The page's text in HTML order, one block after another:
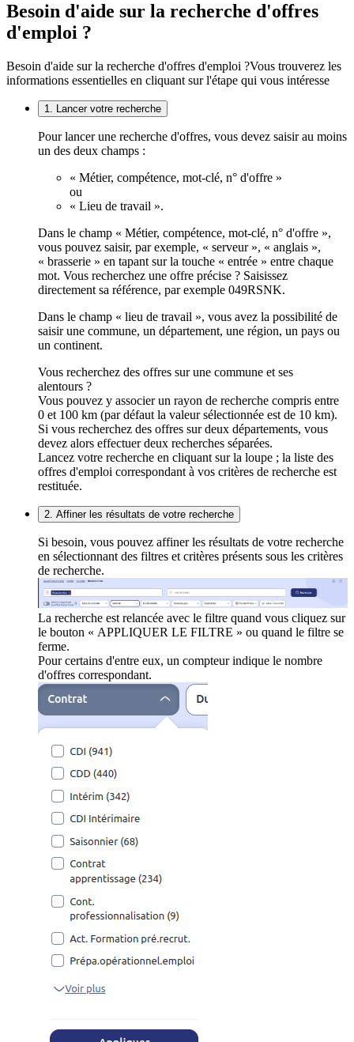
Besoin d'aide sur la recherche d'offres
d'emploi ?
Besoin d'aide sur la recherche d'offres d'emploi ?Vous trouverez les
informations essentielles en cliquant sur l'étape qui vous intéresse
1. Lancer votre recherche
Pour lancer une recherche d'offres, vous devez saisir au moins
un des deux champs :
« Métier, compétence, mot-clé, n° d'offre »
ou
« Lieu de travail ».
Dans le champ « Métier, compétence, mot-clé, n° d'offre »,
vous pouvez saisir, par exemple, « serveur », « anglais »,
« brasserie » en tapant sur la touche « entrée » entre chaque
mot. Vous recherchez une offre précise ? Saisissez
directement sa référence, par exemple 049RSNK.
Dans le champ « lieu de travail », vous avez la possibilité de
saisir une commune, un département, une région, un pays ou
un continent.
Vous recherchez des offres sur une commune et ses
alentours ?
Vous pouvez y associer un rayon de recherche compris entre
0 et 100 km (par défaut la valeur sélectionnée est de 10 km).
Si vous recherchez des offres sur deux départements, vous
devez alors effectuer deux recherches séparées.
Lancez votre recherche en cliquant sur la loupe ; la liste des
offres d'emploi correspondant à vos critères de recherche est
restituée.
2. Affiner les résultats de votre recherche
Si besoin, vous pouvez affiner les résultats de votre recherche
en sélectionnant des filtres et critères présents sous les critères
de recherche.
La recherche est relancée avec le filtre quand vous cliquez sur
le bouton « APPLIQUER LE FILTRE » ou quand le filtre se
ferme.
Pour certains d'entre eux, un compteur indique le nombre
d'offres correspondant.